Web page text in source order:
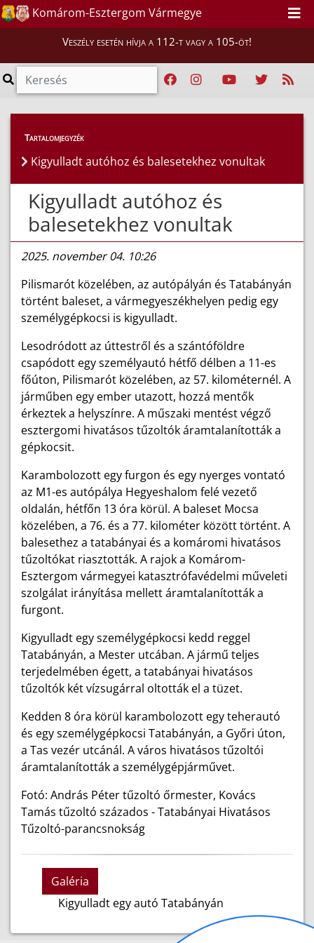
Komárom-Esztergom Vármegye
Veszély esetén hívja a 112-t vagy a 105-öt!
Híreink > Hírek
Tartalomjegyzék
Kigyulladt autóhoz és balesetekhez vonultak
Kigyulladt autóhoz és
balesetekhez vonultak
2025. november 04. 10:26
Pilismarót közelében, az autópályán és Tatabányán
történt baleset, a vármegyeszékhelyen pedig egy
személygépkocsi is kigyulladt.
Lesodródott az úttestről és a szántóföldre
csapódott egy személyautó hétfő délben a 11-es
főúton, Pilismarót közelében, az 57. kilométernél. A
járműben egy ember utazott, hozzá mentők
érkeztek a helyszínre. A műszaki mentést végző
esztergomi hivatásos tűzoltók áramtalanították a
gépkocsit.
Karambolozott egy furgon és egy nyerges vontató
az M1-es autópálya Hegyeshalom felé vezető
oldalán, hétfőn 13 óra körül. A baleset Mocsa
közelében, a 76. és a 77. kilométer között történt. A
balesethez a tatabányai és a komáromi hivatásos
tűzoltókat riasztották. A rajok a Komárom-
Esztergom vármegyei katasztrófavédelmi műveleti
szolgálat irányítása mellett áramtalanították a
furgont.
Kigyulladt egy személygépkocsi kedd reggel
Tatabányán, a Mester utcában. A jármű teljes
terjedelmében égett, a tatabányai hivatásos
tűzoltók két vízsugárral oltották el a tüzet.
Kedden 8 óra körül karambolozott egy teherautó
és egy személygépkocsi Tatabányán, a Győri úton,
a Tas vezér utcánál. A város hivatásos tűzoltói
áramtalanították a személygépjárművet.
Fotó: András Péter tűzoltó őrmester, Kovács
Tamás tűzoltó százados - Tatabányai Hivatásos
Tűzoltó-parancsnokság
Galéria
Kigyulladt egy autó Tatabányán